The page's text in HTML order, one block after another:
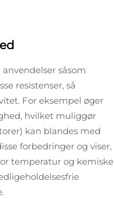
såsom
resistenser, så
For eksempel øger
hvilket muliggør
kan blandes med
forbedringer og viser,
temperatur og kemiske